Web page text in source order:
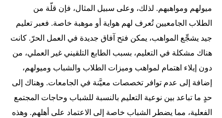
ميولهم ومواهبهم. لذلك، وعلى سبيل المثال، فإن قلّة من
الطلاب الجامعيين تُعرف لهم هواية أو موهبة خاصة. فعبر تعليم
جيد يشجِّع المواهب، يمكن فتح آفاق جديدة في العمل الحرّ. كانت
هناك مشكلة في التعليم، بسبب الطابع التلقيني غير العملي، من
دون إيلاء اهتمام لمواهب وميزات الطلاب والشباب وميولهم،
إضافة إلى عدم توافر تخصصات معيَّنة في الجامعات. وهناك إلى
حدٍ ما تباعد بين نوعية التعليم بالنسبة للشباب وحاجات المجتمع
الفعلية، مما يضطر الشباب خاصة إلى الاعتماد على أهلهم. وهذه